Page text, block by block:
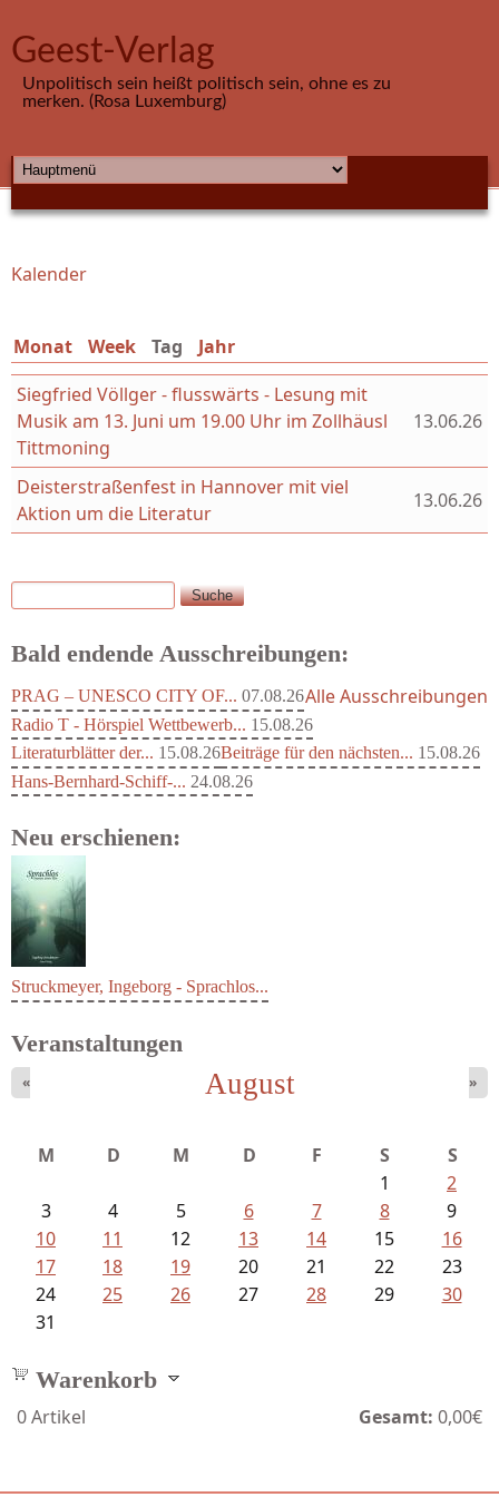
Geest-Verlag
Unpolitisch sein heißt politisch sein, ohne es zu
merken. (Rosa Luxemburg)
HAUPTMENÜ
Sie sind hier
Kalender
Monat Week Tag (aktiver Reiter)
Jahr
Siegfried Völlger - flusswärts - Lesung mit
Musik am 13. Juni um 19.00 Uhr im Zollhäusl
Tittmoning
13.06.26
Deisterstraßenfest in Hannover mit viel
Aktion um die Literatur
13.06.26
Suchformular
Suche
Bald endende Ausschreibungen:
PRAG – UNESCO CITY OF... 07.08.26
Radio T - Hörspiel Wettbewerb... 15.08.26
Literaturblätter der... 15.08.26Beiträge für den nächsten... 15.08.26
Hans-Bernhard-Schiff-... 24.08.26
Alle Ausschreibungen
Neu erschienen:
Struckmeyer, Ingeborg - Sprachlos...
Veranstaltungen
August
« »
M D M D F S
S
1
2
3
4 5 6 7 8
9
10
11 12 13 14 15
16
17
18 19 20 21 22
23
24
25 26 27 28 29
30
31
Warenkorb
0Artikel Gesamt: 0,00€